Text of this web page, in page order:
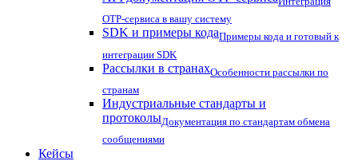
OTP-сервиса в вашу систему
SDK и примеры кодаПримеры кода и готовый к
интеграции SDK
Рассылки в странахОсобенности рассылки по
странам
Индустриальные стандарты и
протоколыДокументация по стандартам обмена
сообщениями
Кейсы